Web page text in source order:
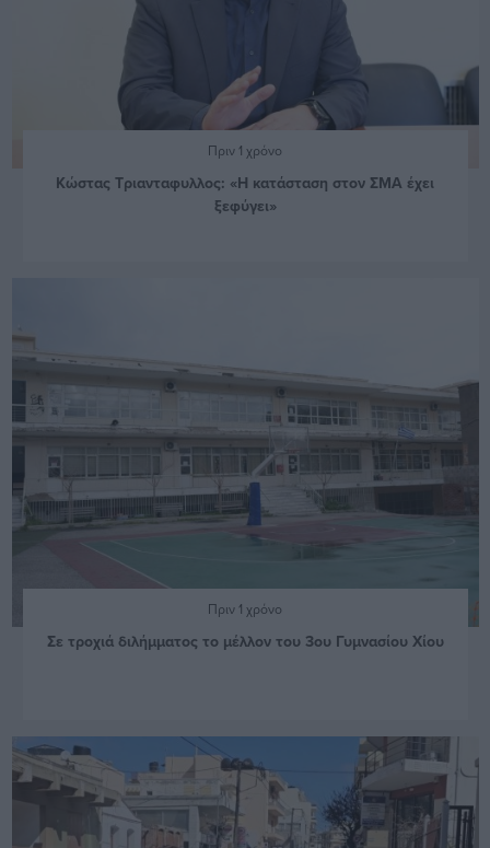
Πριν 1 χρόνο
Κώστας Τριανταφυλλος: «Η κατάσταση στον ΣΜΑ έχει
ξεφύγει»
Πριν 1 χρόνο
Σε τροχιά διλήμματος το μέλλον του 3ου Γυμνασίου Χίου